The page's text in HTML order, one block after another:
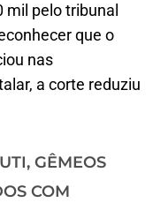
mil pelo tribunal
que o
nas
a corte reduziu
GÊMEOS
COM